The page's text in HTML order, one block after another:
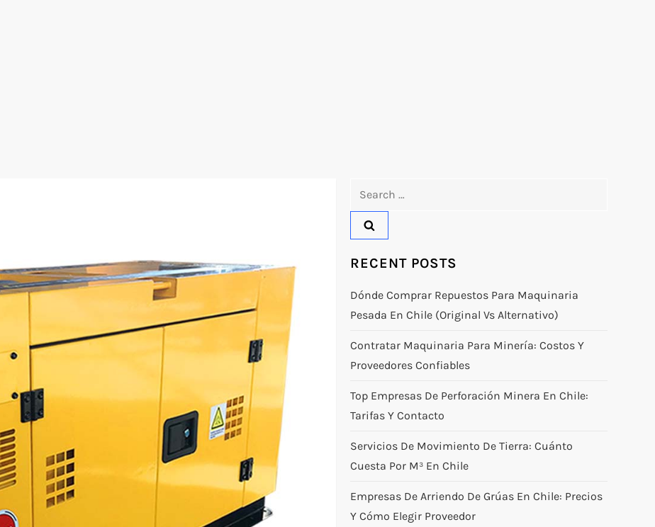
RECENT POSTS
Dónde Comprar Repuestos Para Maquinaria
Pesada En Chile (original Vs Alternativo)
Contratar Maquinaria Para Minería: Costos Y
Proveedores Confiables
Top Empresas De Perforación Minera En Chile:
Tarifas Y Contacto
Servicios De Movimiento De Tierra: Cuánto
Cuesta Por M³ En Chile
Empresas De Arriendo De Grúas En Chile: Precios
Y Cómo Elegir Proveedor